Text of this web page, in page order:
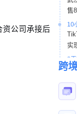
资公司承接后
售
实
2
亚
配
跨